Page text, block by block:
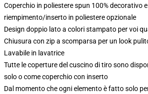
Coperchio in poliestere spun 100% decorativo
riempimento/inserto in poliestere opzionale
Design doppio lato a colori stampato per voi
Chiusura con zip a scomparsa per un look
Lavabile in lavatrice
Tutte le coperture del cuscino di tiro sono
solo o come coperchio con inserto
Dal momento che ogni elemento è fatto solo